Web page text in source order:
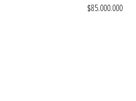
$85.000.000